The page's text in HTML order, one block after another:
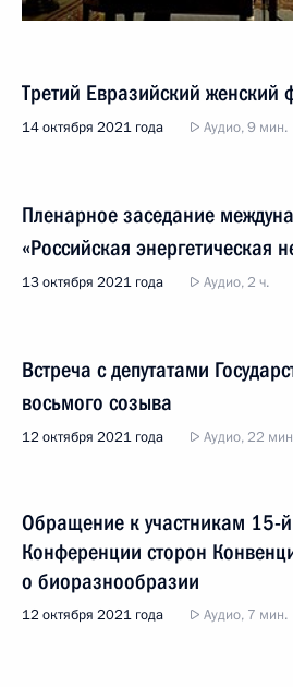
Третий Евразийский женский
14 октября 2021 года Аудио, 9 мин.
Пленарное заседание
«Российская энергетическая
13 октября 2021 года Аудио, 2 ч.
Встреча с депутатами
восьмого созыва
12 октября 2021 года Аудио, 22
Обращение к участникам 15-й
Конференции сторон
о биоразнообразии
12 октября 2021 года Аудио, 7 мин.